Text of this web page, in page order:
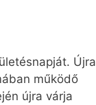
Újra
működő
újra várja